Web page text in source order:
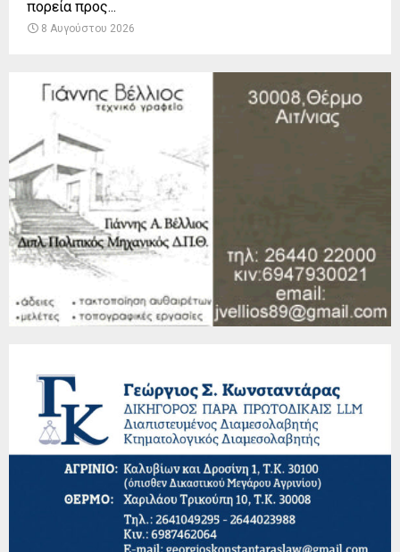
πορεία προς...
8 Αυγούστου 2026